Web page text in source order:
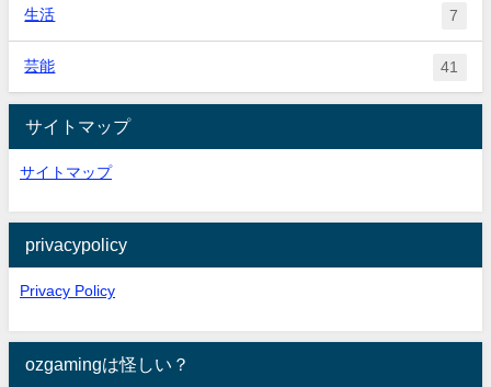
生活 7
芸能 41
サイトマップ
サイトマップ
privacypolicy
Privacy Policy
ozgamingは怪しい？